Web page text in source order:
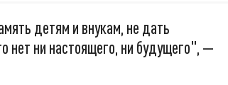
детям и внукам, не дать
нет ни настоящего, ни будущего", —